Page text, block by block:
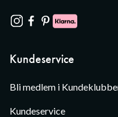
Kundeservice
Bli medlem i
Kundeservice